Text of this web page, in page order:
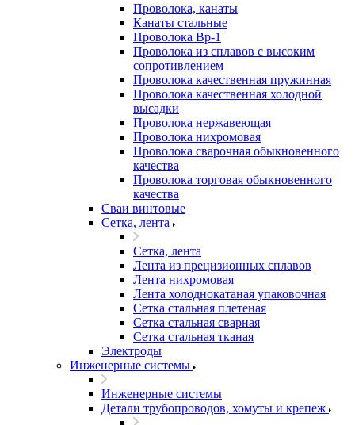
Проволока, канаты
Канаты стальные
Проволока Вр-1
Проволока из сплавов с высоким
сопротивлением
Проволока качественная пружинная
Проволока качественная холодной
высадки
Проволока нержавеющая
Проволока нихромовая
Проволока сварочная обыкновенного
качества
Проволока торговая обыкновенного
качества
Сваи винтовые
Сетка, лента
Сетка, лента
Лента из прецизионных сплавов
Лента нихромовая
Лента холоднокатаная упаковочная
Сетка стальная плетеная
Сетка стальная сварная
Сетка стальная тканая
Электроды
Инженерные системы
Инженерные системы
Детали трубопроводов, хомуты и крепеж